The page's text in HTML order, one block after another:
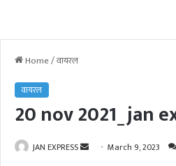
Home/वायरल
वायरल
20 nov 2021_jan
JAN EXPRESS March 9, 2023